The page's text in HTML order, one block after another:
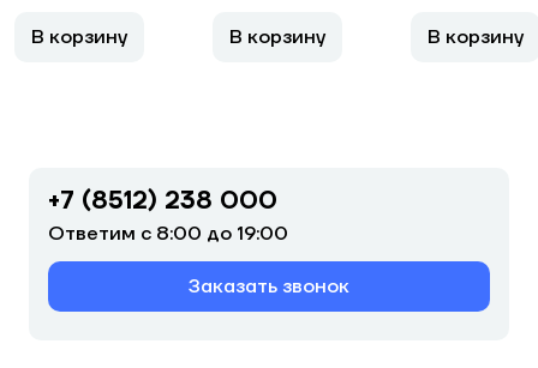
В корзину В корзину В корзину
+7 (8512) 238 000
Ответим с 8:00 до 19:00
Заказать звонок